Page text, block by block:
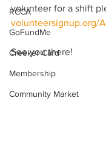
RCCA
GoFundMe
Creeker Card
Membership
Community Market
volunteer for a shift
volunteersignup.org/
See you there!